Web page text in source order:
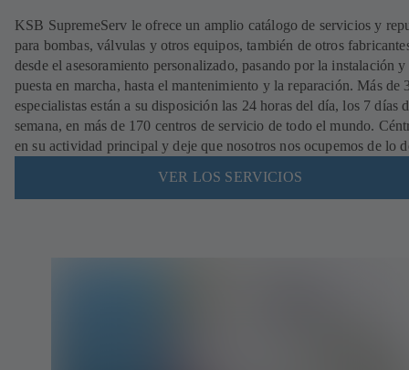
KSB SupremeServ le ofrece un amplio catálogo de servicios y
para bombas, válvulas y otros equipos, también de otros
desde el asesoramiento personalizado, pasando por la instalación y
puesta en marcha, hasta el mantenimiento y la reparación. Más de
especialistas están a su disposición las 24 horas del día, los 7 días
semana, en más de 170 centros de servicio de todo el mundo.
en su actividad principal y deje que nosotros nos ocupemos de lo
VER LOS SERVICIOS